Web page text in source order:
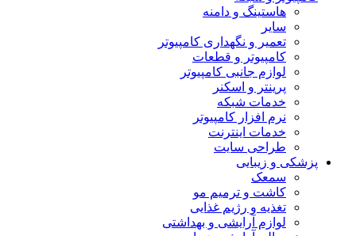
هاستینگ و دامنه
سایر
تعمیر و نگهداری کامپیوتر
کامپیوتر و قطعات
لوازم جانبی کامپیوتر
پرینتر و اسکنر
خدمات شبکه
نرم افزار کامپیوتر
خدمات اینترنت
طراحی سایت
پزشکی و زیبایی
سمعک
کاشت و ترمیم مو
تغذیه و رژیم غذایی
لوازم آرایشی و بهداشتی